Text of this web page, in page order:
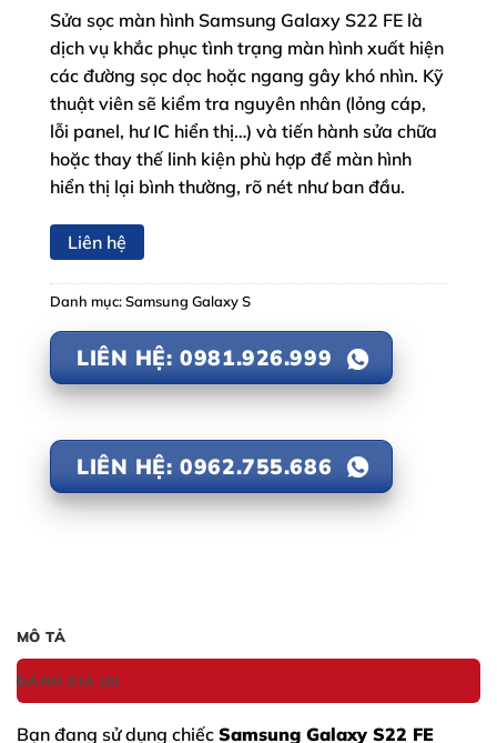
Sửa sọc màn hình Samsung Galaxy S22 FE là
dịch vụ khắc phục tình trạng màn hình xuất hiện
các đường sọc dọc hoặc ngang gây khó nhìn. Kỹ
thuật viên sẽ kiểm tra nguyên nhân (lỏng cáp,
lỗi panel, hư IC hiển thị…) và tiến hành sửa chữa
hoặc thay thế linh kiện phù hợp để màn hình
hiển thị lại bình thường, rõ nét như ban đầu.
Liên hệ
Danh mục:Samsung Galaxy S
LIÊN HỆ: 0981.926.999
LIÊN HỆ: 0962.755.686
MÔ TẢ
ĐÁNH GIÁ (0)
Bạn đang sử dụng chiếc Samsung Galaxy S22 FE